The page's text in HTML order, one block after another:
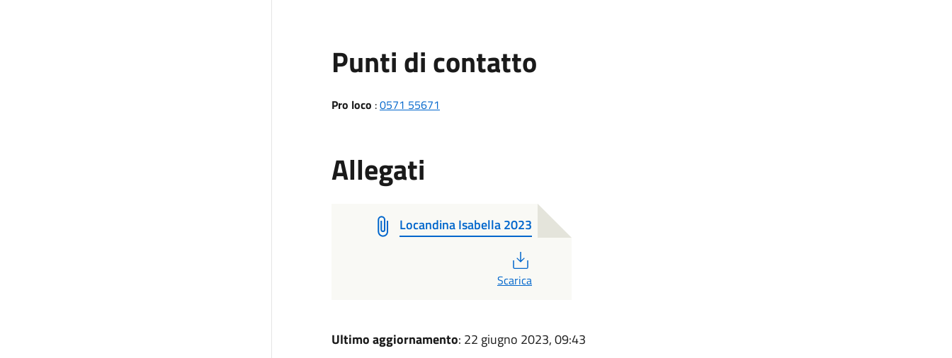
Punti di contatto
Pro loco :0571 55671
Allegati
Locandina Isabella 2023
Scarica
Ultimo aggiornamento: 22 giugno 2023, 09:43